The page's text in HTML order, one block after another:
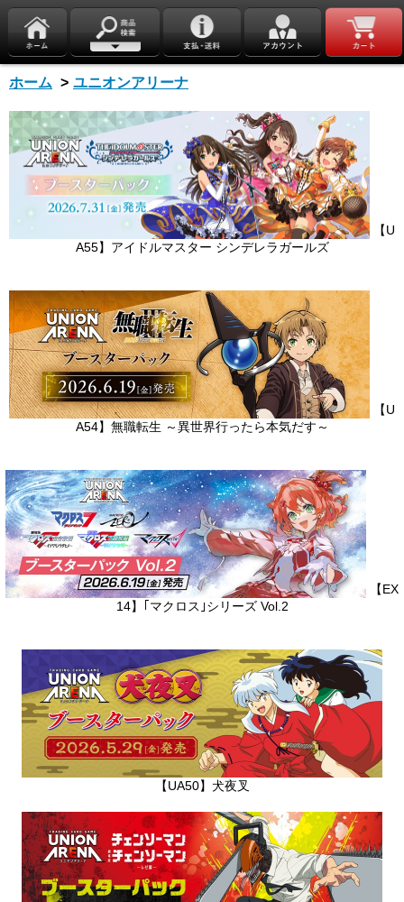
ホーム > ユニオンアリーナ
【U
A55】アイドルマスター シンデレラガールズ
【U
A54】無職転生 ～異世界行ったら本気だす～
【EX
14】｢マクロス｣シリーズ Vol.2
【UA50】犬夜叉